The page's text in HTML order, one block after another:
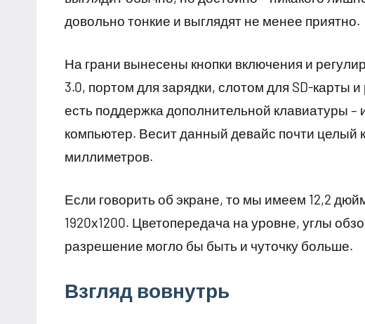
довольно тонкие и выглядят не менее приятно.
На грани вынесены кнопки включения и
3.0, портом для зарядки, слотом для SD-карты
есть поддержка дополнительной клавиатуры
компьютер. Весит данный девайс почти целый
миллиметров.
Если говорить об экране, то мы имеем 12,2
1920х1200. Цветопередача на уровне, углы
разрешение могло бы быть и чуточку больше.
Взгляд вовнутрь